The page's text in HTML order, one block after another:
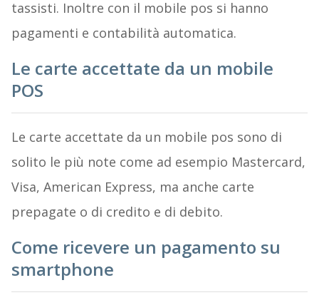
tassisti. Inoltre con il mobile pos si hanno
pagamenti e contabilità automatica.
Le carte accettate da un mobile
POS
Le carte accettate da un mobile pos sono di
solito le più note come ad esempio Mastercard,
Visa, American Express, ma anche carte
prepagate o di credito e di debito.
Come ricevere un pagamento su
smartphone